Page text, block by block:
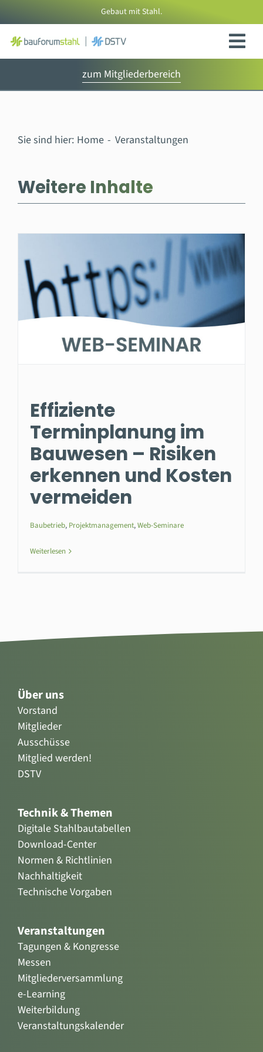
Inhalt
springen
Gebaut mit Stahl.
zum Mitgliederbereich
Sie sind hier: Home Veranstaltungen
Weitere Inhalte
Effiziente
Terminplanung im
Bauwesen – Risiken
erkennen und Kosten
vermeiden
Baubetrieb, Projektmanagement,Web-Seminare
Weiterlesen
Über uns
Vorstand
Mitglieder
Ausschüsse
Mitglied werden!
DSTV
Technik & Themen
Digitale Stahlbautabellen
Download-Center
Normen & Richtlinien
Nachhaltigkeit
Technische Vorgaben
Veranstaltungen
Tagungen & Kongresse
Messen
Mitgliederversammlung
e-Learning
Weiterbildung
Veranstaltungskalender